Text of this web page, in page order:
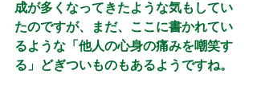
成が多くなってきたような気もしてい
たのですが、まだ、ここに書かれてい
るような「他人の心身の痛みを嘲笑す
る」どぎついものもあるようですね。